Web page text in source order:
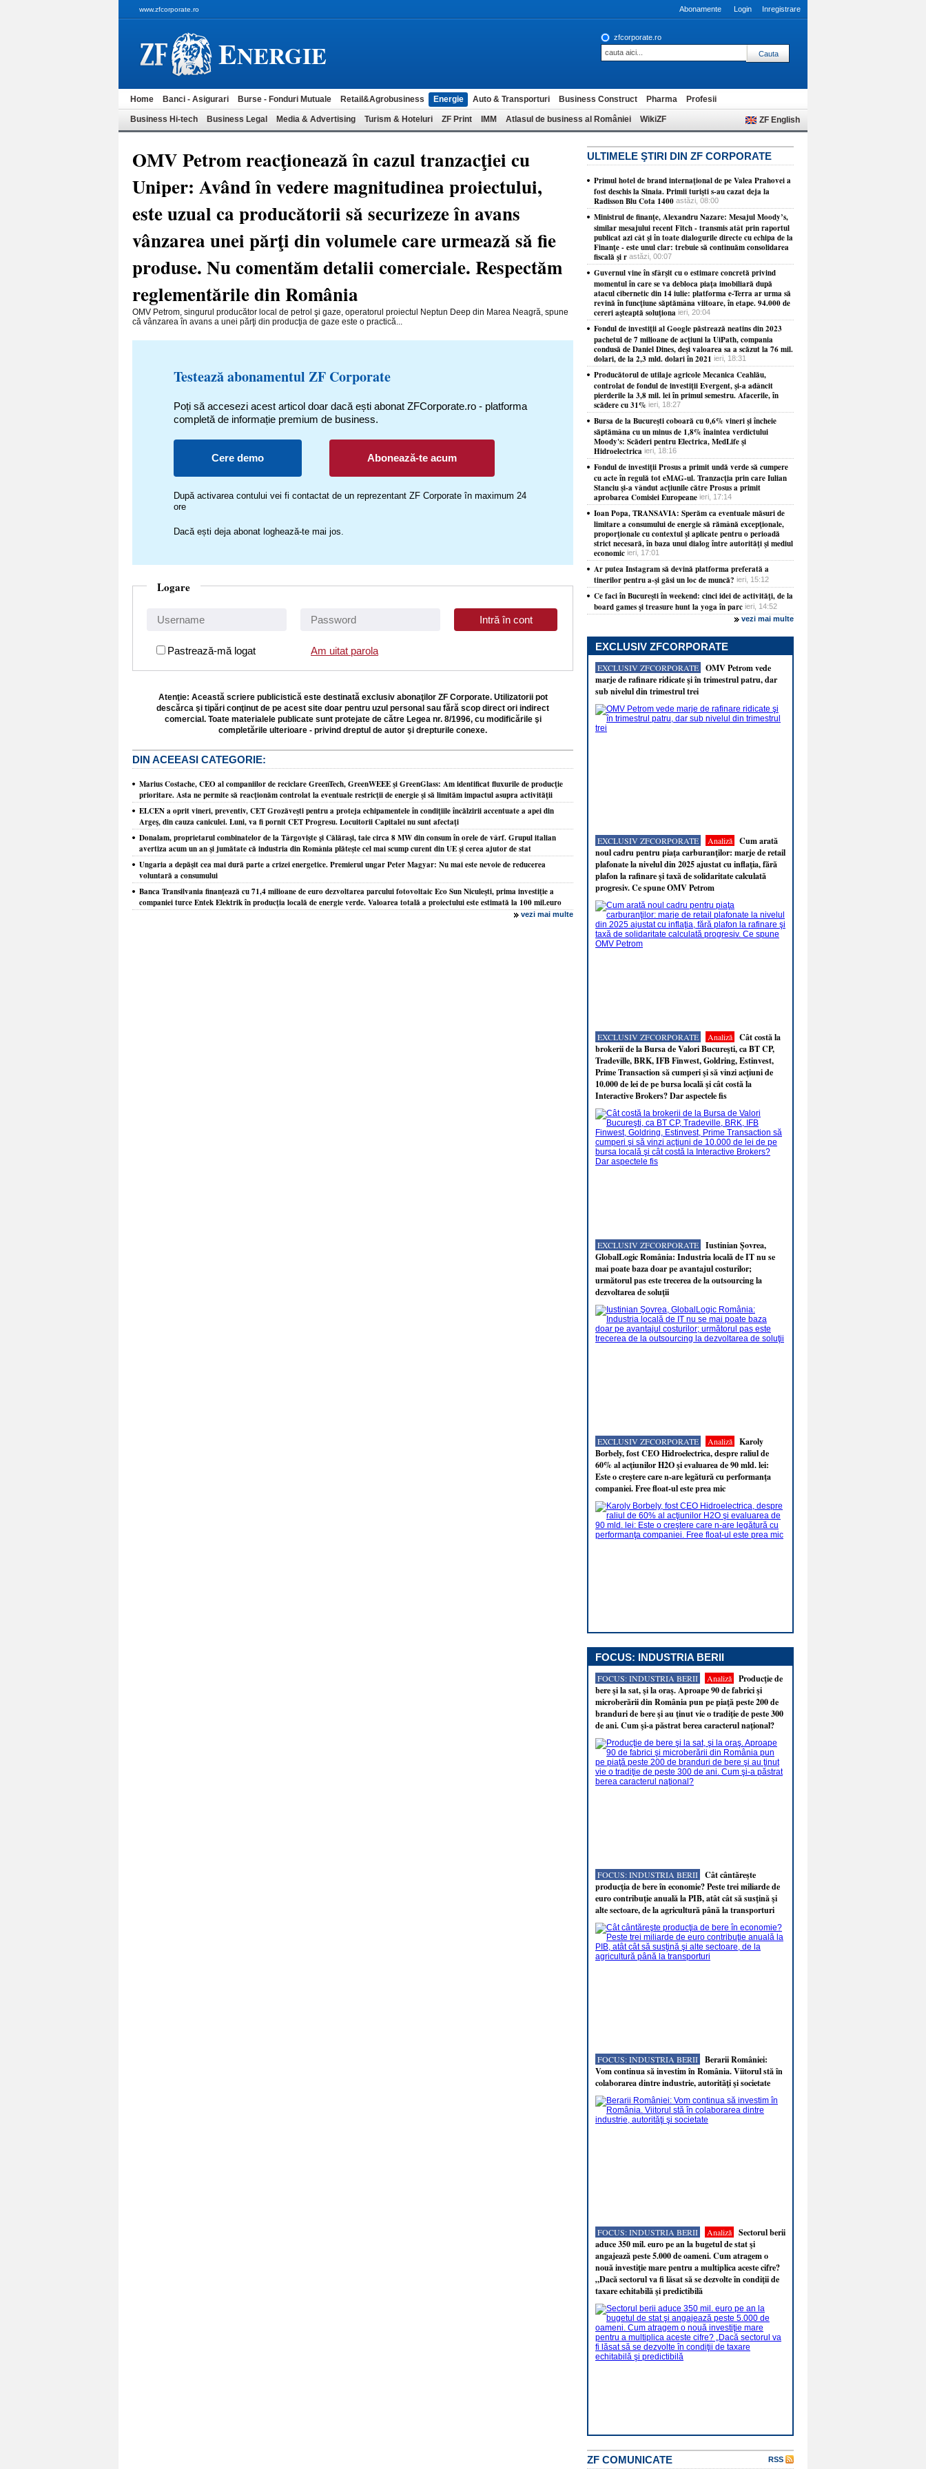
www.zfcorporate.ro Abonamente Login Inregistrare
ENERGIE
zfcorporate.ro
Home Banci - Asigurari Burse - Fonduri Mutuale Retail&Agrobusiness Energie Auto & Transporturi Business Construct Pharma Profesii
Business Hi-tech Business Legal Media & Advertising Turism & Hoteluri ZF Print IMM Atlasul de business al României WikiZF ZF English
OMV Petrom reacţionează în cazul tranzacţiei cu
Uniper: Având în vedere magnitudinea proiectului,
este uzual ca producătorii să securizeze în avans
vânzarea unei părţi din volumele care urmează să fie
produse. Nu comentăm detalii comerciale. Respectăm
reglementările din România
OMV Petrom, singurul producător local de petrol şi gaze, operatorul proiectul Neptun Deep din Marea Neagră, spune
că vânzarea în avans a unei părţi din producţia de gaze este o practică...
Testează abonamentul ZF Corporate
Poți să accesezi acest articol doar dacă ești abonat ZFCorporate.ro - platforma
completă de informație premium de business.
Cere demo Abonează-te acum
După activarea contului vei fi contactat de un reprezentant ZF Corporate în maximum 24
ore
Dacă ești deja abonat loghează-te mai jos.
Logare
Pastrează-mă logat Am uitat parola
Atenţie: Această scriere publicistică este destinată exclusiv abonaţilor ZF Corporate. Utilizatorii pot
descărca şi tipări conţinut de pe acest site doar pentru uzul personal sau fără scop direct ori indirect
comercial. Toate materialele publicate sunt protejate de către Legea nr. 8/1996, cu modificările şi
completările ulterioare - privind dreptul de autor şi drepturile conexe.
DIN ACEEASI CATEGORIE:
Marius Costache, CEO al companiilor de reciclare GreenTech, GreenWEEE şi GreenGlass: Am identificat fluxurile de producţie
prioritare. Asta ne permite să reacţionăm controlat la eventuale restricţii de energie şi să limităm impactul asupra activităţii
ELCEN a oprit vineri, preventiv, CET Grozăveşti pentru a proteja echipamentele în condiţiile încălzirii accentuate a apei din
Argeş, din cauza caniculei. Luni, va fi pornit CET Progresu. Locuitorii Capitalei nu sunt afectaţi
Donalam, proprietarul combinatelor de la Târgovişte şi Călăraşi, taie circa 8 MW din consum în orele de vârf. Grupul italian
avertiza acum un an şi jumătate că industria din România plăteşte cel mai scump curent din UE şi cerea ajutor de stat
Ungaria a depăşit cea mai dură parte a crizei energetice. Premierul ungar Peter Magyar: Nu mai este nevoie de reducerea
voluntară a consumului
Banca Transilvania finanţează cu 71,4 milioane de euro dezvoltarea parcului fotovoltaic Eco Sun Niculeşti, prima investiţie a
companiei turce Entek Elektrik în producţia locală de energie verde. Valoarea totală a proiectului este estimată la 100 mil.euro
vezi mai multe
ULTIMELE ŞTIRI DIN ZF CORPORATE
​Primul hotel de brand internaţional de pe Valea Prahovei a
fost deschis la Sinaia. Primii turişti s-au cazat deja la
Radisson Blu Cota 1400 astăzi, 08:00
Ministrul de finanţe, Alexandru Nazare: Mesajul Moody’s,
similar mesajului recent Fitch - transmis atât prin raportul
publicat azi cât şi în toate dialogurile directe cu echipa de la
Finanţe - este unul clar: trebuie să continuăm consolidarea
fiscală şi r astăzi, 00:07
Guvernul vine în sfârşit cu o estimare concretă privind
momentul în care se va debloca piaţa imobiliară după
atacul cibernetic din 14 iulie: platforma e-Terra ar urma să
revină în funcţiune săptămâna viitoare, în etape. 94.000 de
cereri aşteaptă soluţiona ieri, 20:04
Fondul de investiţii al Google păstrează neatins din 2023
pachetul de 7 milioane de acţiuni la UiPath, compania
condusă de Daniel Dines, deşi valoarea sa a scăzut la 76 mil.
dolari, de la 2,3 mld. dolari în 2021 ieri, 18:31
Producătorul de utilaje agricole Mecanica Ceahlău,
controlat de fondul de investiţii Evergent, şi-a adâncit
pierderile la 3,8 mil. lei în primul semestru. Afacerile, în
scădere cu 31% ieri, 18:27
Bursa de la Bucureşti coboară cu 0,6% vineri şi încheie
săptămâna cu un minus de 1,8% înaintea verdictului
Moody's: Scăderi pentru Electrica, MedLife şi
Hidroelectrica ieri, 18:16
Fondul de investiţii Prosus a primit undă verde să cumpere
cu acte în regulă tot eMAG-ul. Tranzacţia prin care Iulian
Stanciu şi-a vândut acţiunile către Prosus a primit
aprobarea Comisiei Europeane ieri, 17:14
Ioan Popa, TRANSAVIA: Sperăm ca eventuale măsuri de
limitare a consumului de energie să rămână excepţionale,
proporţionale cu contextul şi aplicate pentru o perioadă
strict necesară, în baza unui dialog între autorităţi şi mediul
economic ieri, 17:01
Ar putea Instagram să devină platforma preferată a
tinerilor pentru a-şi găsi un loc de muncă? ieri, 15:12
Ce faci în Bucureşti în weekend: cinci idei de activităţi, de la
board games şi treasure hunt la yoga în parc ieri, 14:52
vezi mai multe
EXCLUSIV ZFCORPORATE
EXCLUSIV ZFCORPORATE
OMV Petrom vede
marje de rafinare ridicate şi în trimestrul patru, dar
sub nivelul din trimestrul trei
EXCLUSIV ZFCORPORATE Analiză
Cum arată
noul cadru pentru piaţa carburanţilor: marje de retail
plafonate la nivelul din 2025 ajustat cu inflaţia, fără
plafon la rafinare şi taxă de solidaritate calculată
progresiv. Ce spune OMV Petrom
EXCLUSIV ZFCORPORATE Analiză
Cât costă la
brokerii de la Bursa de Valori Bucureşti, ca BT CP,
Tradeville, BRK, IFB Finwest, Goldring, Estinvest,
Prime Transaction să cumperi şi să vinzi acţiuni de
10.000 de lei de pe bursa locală şi cât costă la
Interactive Brokers? Dar aspectele fis
EXCLUSIV ZFCORPORATE
Iustinian Şovrea,
GlobalLogic România: Industria locală de IT nu se
mai poate baza doar pe avantajul costurilor;
următorul pas este trecerea de la outsourcing la
dezvoltarea de soluţii
EXCLUSIV ZFCORPORATE Analiză
Karoly
Borbely, fost CEO Hidroelectrica, despre raliul de
60% al acţiunilor H2O şi evaluarea de 90 mld. lei:
Este o creştere care n-are legătură cu performanţa
companiei. Free float-ul este prea mic
FOCUS: INDUSTRIA BERII
FOCUS: INDUSTRIA BERII Analiză
Producţie de
bere şi la sat, şi la oraş. Aproape 90 de fabrici şi
microberării din România pun pe piaţă peste 200 de
branduri de bere şi au ţinut vie o tradiţie de peste 300
de ani. Cum şi-a păstrat berea caracterul naţional?
FOCUS: INDUSTRIA BERII
Cât cântăreşte
producţia de bere în economie? Peste trei miliarde de
euro contribuţie anuală la PIB, atât cât să susţină şi
alte sectoare, de la agricultură până la transporturi
FOCUS: INDUSTRIA BERII
Berarii României:
Vom continua să investim în România. Viitorul stă în
colaborarea dintre industrie, autorităţi şi societate
FOCUS: INDUSTRIA BERII Analiză
Sectorul berii
aduce 350 mil. euro pe an la bugetul de stat şi
angajează peste 5.000 de oameni. Cum atragem o
nouă investiţie mare pentru a multiplica aceste cifre?
„Dacă sectorul va fi lăsat să se dezvolte în condiţii de
taxare echitabilă şi predictibilă
ZF COMUNICATE RSS